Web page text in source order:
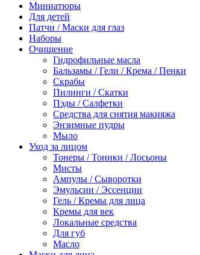
Миниатюры
Для детей
Патчи / Маски для глаз
Наборы
Очищение
Гидрофильные масла
Бальзамы / Гели / Крема / Пенки
Скрабы
Пилинги / Скатки
Пэды / Салфетки
Средства для снятия макияжа
Энзимные пудры
Мыло
Уход за лицом
Тонеры / Тоники / Лосьоны
Мисты
Ампулы / Сыворотки
Эмульсии / Эссенции
Гель / Кремы для лица
Кремы для век
Локальные средства
Для губ
Масло